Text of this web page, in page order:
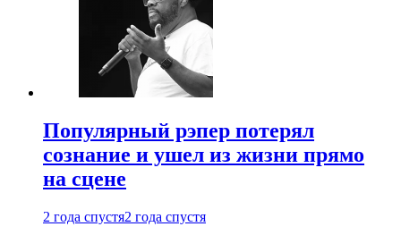
Популярный рэпер потерял
сознание и ушел из жизни прямо
на сцене
2 года спустя2 года спустя